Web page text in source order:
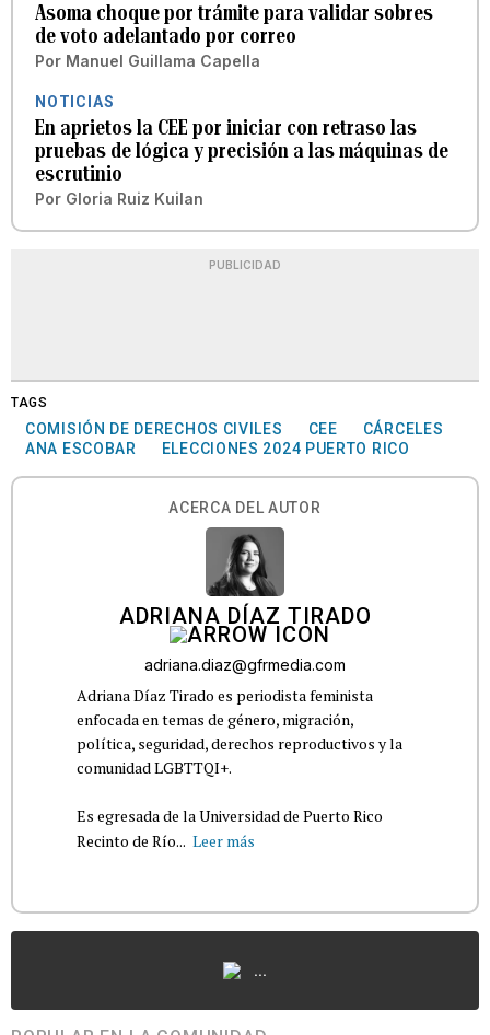
Asoma choque por trámite para validar sobres
de voto adelantado por correo
Por Manuel Guillama Capella
NOTICIAS
En aprietos la CEE por iniciar con retraso las
pruebas de lógica y precisión a las máquinas de
escrutinio
Por Gloria Ruiz Kuilan
PUBLICIDAD
TAGS
COMISIÓN DE DERECHOS CIVILES CEE
CÁRCELES
ANA ESCOBAR
ELECCIONES 2024 PUERTO RICO
ACERCA DEL AUTOR
ADRIANA DÍAZ TIRADO
adriana.diaz@gfrmedia.com
Adriana Díaz Tirado es periodista feminista
enfocada en temas de género, migración,
política, seguridad, derechos reproductivos y la
comunidad LGBTTQI+.
Es egresada de la Universidad de Puerto Rico
Recinto de Río... Leer más
...